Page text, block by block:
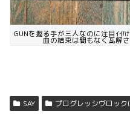
GUNを握る手が三人なのに注目ｲｲ
血の結束は間もなく瓦解
SAY プログレッシヴロック